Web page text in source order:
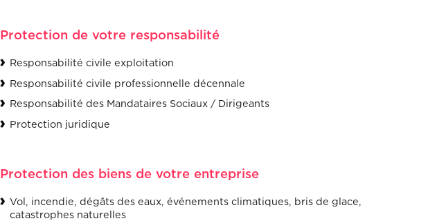
Protection de votre responsabilité
Responsabilité civile exploitation
Responsabilité civile professionnelle décennale
Responsabilité des Mandataires Sociaux / Dirigeants
Protection juridique
Protection des biens de votre entreprise
Vol, incendie, dégâts des eaux, événements climatiques, bris de glace,
catastrophes naturelles